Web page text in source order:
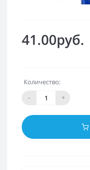
41.00руб.
Количество:
-
+